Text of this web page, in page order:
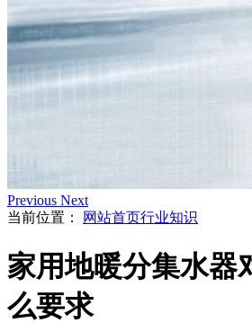
Previous Next
当前位置：
网站首页行业知识
家用地暖分集水器
么要求